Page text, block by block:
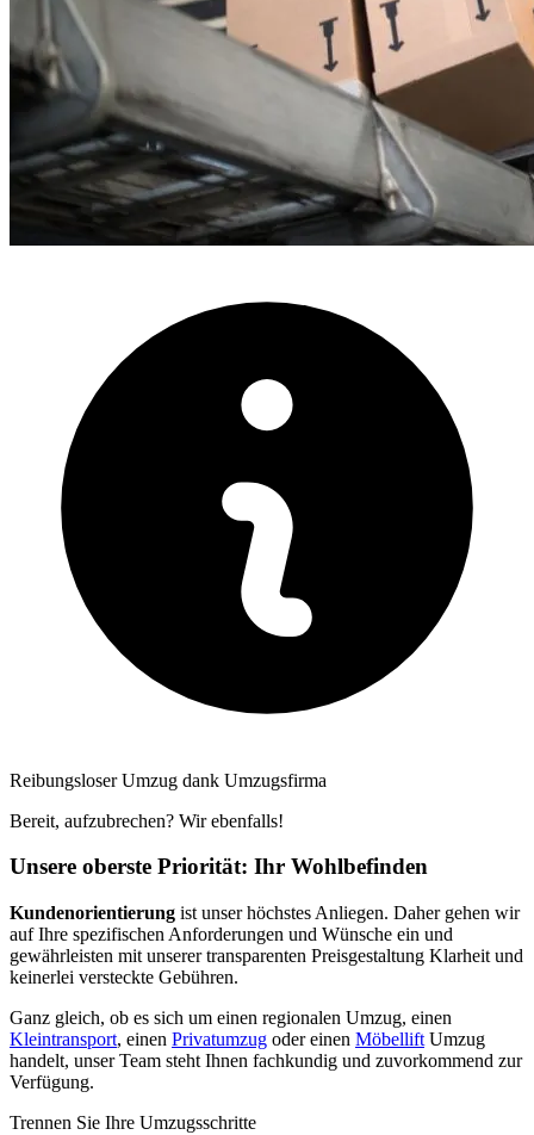
Reibungsloser Umzug dank Umzugsfirma
Bereit, aufzubrechen? Wir ebenfalls!
Unsere oberste Priorität: Ihr Wohlbefinden
Kundenorientierung ist unser höchstes Anliegen. Daher gehen wir
auf Ihre spezifischen Anforderungen und Wünsche ein und
gewährleisten mit unserer transparenten Preisgestaltung Klarheit und
keinerlei versteckte Gebühren.
Ganz gleich, ob es sich um einen regionalen Umzug, einen
Kleintransport, einen Privatumzug oder einen Möbellift Umzug
handelt, unser Team steht Ihnen fachkundig und zuvorkommend zur
Verfügung.
Trennen Sie Ihre Umzugsschritte